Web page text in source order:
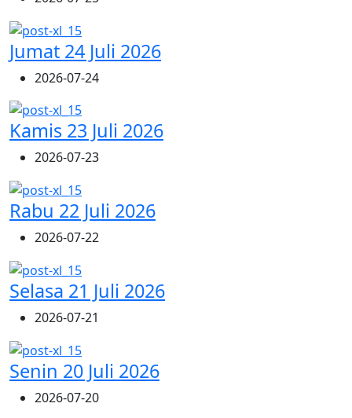
Jumat 24 Juli 2026
2026-07-24
Kamis 23 Juli 2026
2026-07-23
Rabu 22 Juli 2026
2026-07-22
Selasa 21 Juli 2026
2026-07-21
Senin 20 Juli 2026
2026-07-20